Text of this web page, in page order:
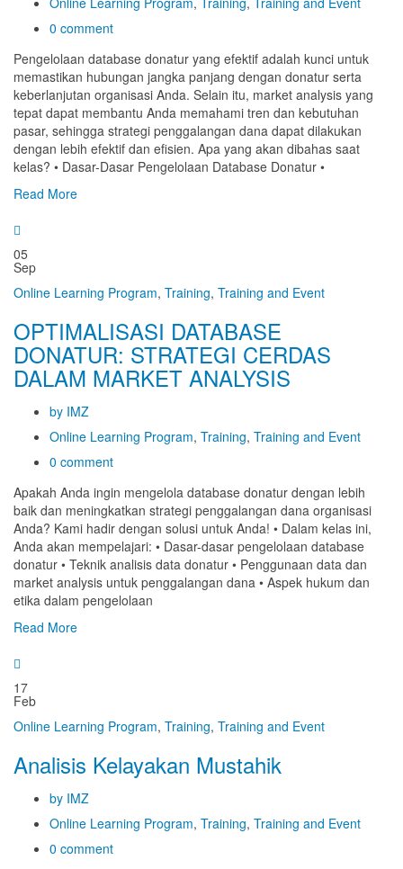
0 comment
Pengelolaan database donatur yang efektif adalah kunci untuk
memastikan hubungan jangka panjang dengan donatur serta
keberlanjutan organisasi Anda. Selain itu, market analysis yang
tepat dapat membantu Anda memahami tren dan kebutuhan
pasar, sehingga strategi penggalangan dana dapat dilakukan
dengan lebih efektif dan efisien. Apa yang akan dibahas saat
kelas? • Dasar-Dasar Pengelolaan Database Donatur •
Read More
05
Sep
Online Learning Program, Training, Training and Event
OPTIMALISASI DATABASE
DONATUR: STRATEGI CERDAS
DALAM MARKET ANALYSIS
by IMZ
Online Learning Program, Training, Training and Event
0 comment
Apakah Anda ingin mengelola database donatur dengan lebih
baik dan meningkatkan strategi penggalangan dana organisasi
Anda? Kami hadir dengan solusi untuk Anda! • Dalam kelas ini,
Anda akan mempelajari: • Dasar-dasar pengelolaan database
donatur • Teknik analisis data donatur • Penggunaan data dan
market analysis untuk penggalangan dana • Aspek hukum dan
etika dalam pengelolaan
Read More
17
Feb
Online Learning Program, Training, Training and Event
Analisis Kelayakan Mustahik
by IMZ
Online Learning Program, Training, Training and Event
0 comment